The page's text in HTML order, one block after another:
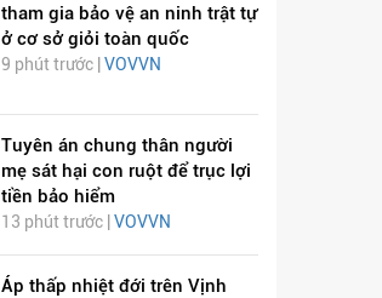
tham gia bảo vệ an ninh trật tự
ở cơ sở giỏi toàn quốc
9 phút trước | VOVVN
Tuyên án chung thân người
mẹ sát hại con ruột để trục lợi
tiền bảo hiểm
13 phút trước | VOVVN
Áp thấp nhiệt đới trên Vịnh